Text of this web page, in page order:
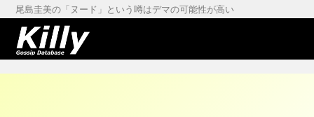
尾島圭美の「ヌード」という噂はデマの可能性が高い